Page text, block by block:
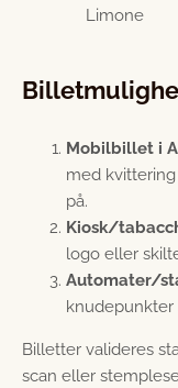
Limone
Mobilbillet i
med
på.
Kiosk/
logo eller
Automater/
knudepunkter
Billetter valideres
scan eller